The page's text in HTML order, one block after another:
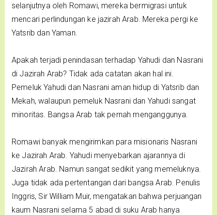
selanjutnya oleh Romawi, mereka bermigrasi untuk
mencari perlindungan ke jazirah Arab. Mereka pergi ke
Yatsrib dan Yaman.
Apakah terjadi penindasan terhadap Yahudi dan Nasrani
di Jazirah Arab? Tidak ada catatan akan hal ini.
Pemeluk Yahudi dan Nasrani aman hidup di Yatsrib dan
Mekah, walaupun pemeluk Nasrani dan Yahudi sangat
minoritas. Bangsa Arab tak pernah menganggunya.
Romawi banyak mengirimkan para misionaris Nasrani
ke Jazirah Arab. Yahudi menyebarkan ajarannya di
Jazirah Arab. Namun sangat sedikit yang memeluknya.
Juga tidak ada pertentangan dari bangsa Arab. Penulis
Inggris, Sir William Muir, mengatakan bahwa perjuangan
kaum Nasrani selama 5 abad di suku Arab hanya